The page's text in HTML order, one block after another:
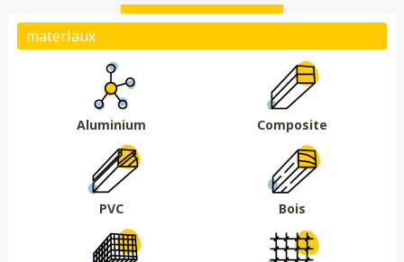
Aluminium Composite
PVC Bois
Plein
Essences de bois
Coloris au choix
DMC 301
DMC 303 B
DMC 304
DMC 305
Barrière acoustique
Tour piscine
Couvertine